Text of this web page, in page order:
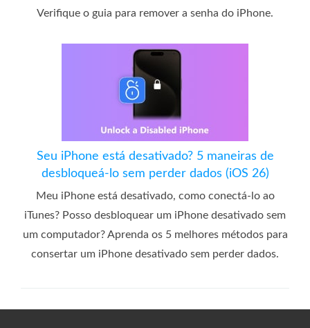
Verifique o guia para remover a senha do iPhone.
Seu iPhone está desativado? 5 maneiras de
desbloqueá-lo sem perder dados (iOS 26)
Meu iPhone está desativado, como conectá-lo ao
iTunes? Posso desbloquear um iPhone desativado sem
um computador? Aprenda os 5 melhores métodos para
consertar um iPhone desativado sem perder dados.